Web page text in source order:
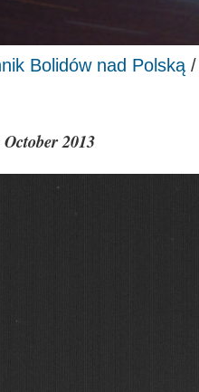
Bolidów nad Polską
October 2013